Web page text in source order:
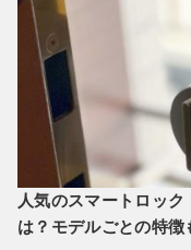
人気のスマートロッ
は？モデルごとの特徴